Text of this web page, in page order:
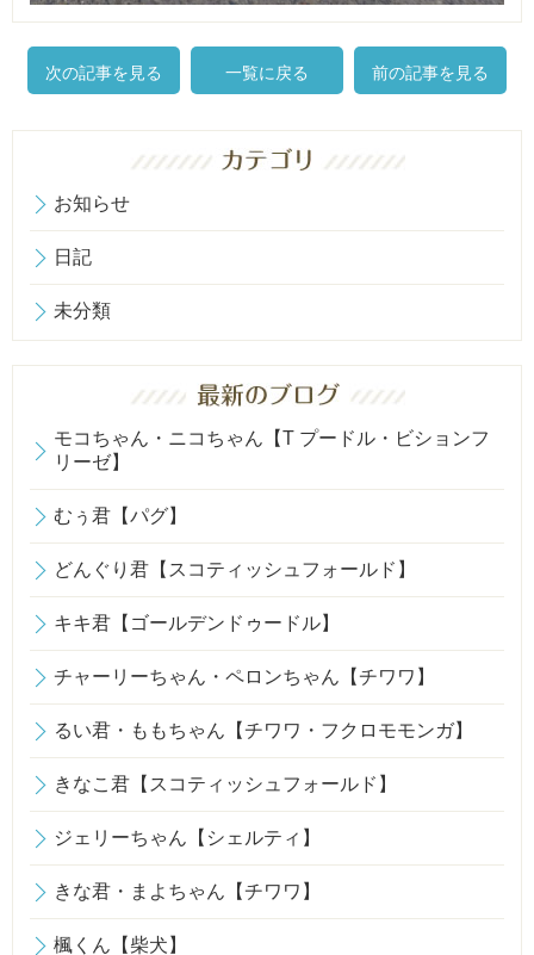
次の記事を見る 一覧に戻る 前の記事を見る
お知らせ
日記
未分類
モコちゃん・ニコちゃん【T プードル・ビションフ
リーゼ】
むぅ君【パグ】
どんぐり君【スコティッシュフォールド】
キキ君【ゴールデンドゥードル】
チャーリーちゃん・ペロンちゃん【チワワ】
るい君・ももちゃん【チワワ・フクロモモンガ】
きなこ君【スコティッシュフォールド】
ジェリーちゃん【シェルティ】
きな君・まよちゃん【チワワ】
楓くん【柴犬】